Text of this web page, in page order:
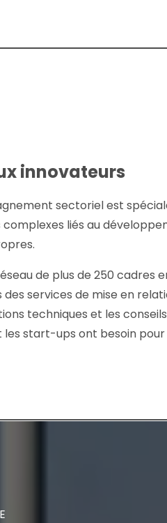
innovateurs
sectoriel est
complexes liés au
de plus de 250 cadres
des services de mise en
techniques et les
les start-ups ont besoin